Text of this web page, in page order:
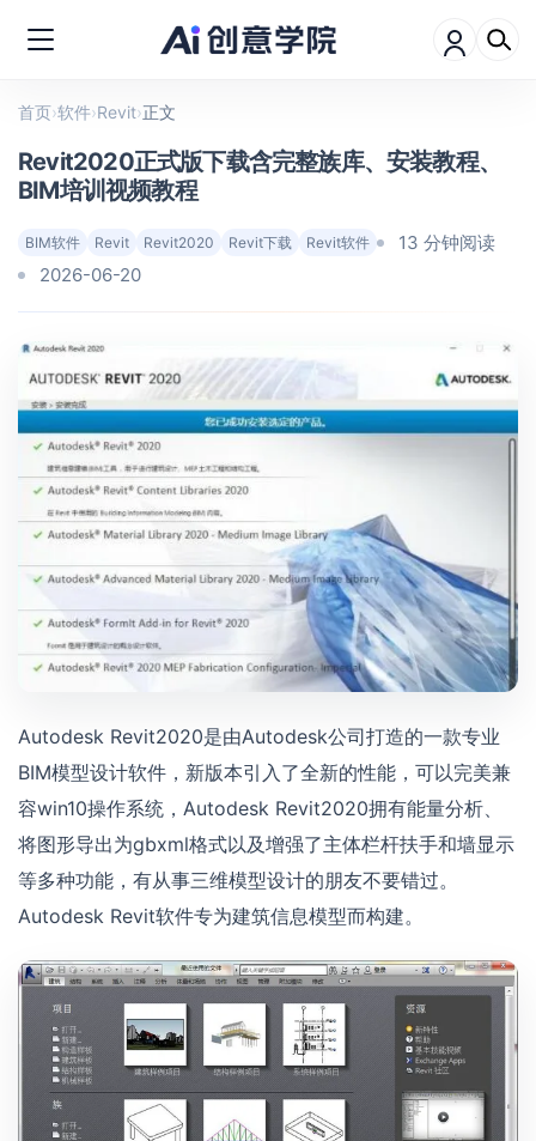
首页›软件›Revit›正文
Revit2020正式版下载含完整族库、安装教程、
BIM培训视频教程
BIM软件 Revit Revit2020 Revit下载 Revit软件
13 分钟阅读
2026-06-20
Autodesk Revit2020是由Autodesk公司打造的一款专业
BIM模型设计软件，新版本引入了全新的性能，可以完美兼
容win10操作系统，Autodesk Revit2020拥有能量分析、
将图形导出为gbxml格式以及增强了主体栏杆扶手和墙显示
等多种功能，有从事三维模型设计的朋友不要错过。
Autodesk Revit软件专为建筑信息模型而构建。